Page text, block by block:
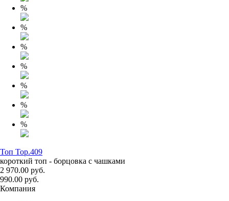
%
%
%
%
%
%
%
Топ Top.409
короткий топ - борцовка с чашками
2 970.00 руб.
990.00 руб.
Компания